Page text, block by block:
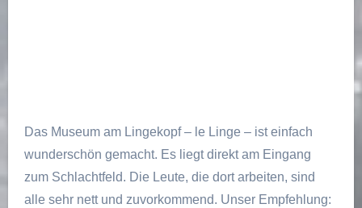
Das Museum am Lingekopf – le Linge – ist einfach
wunderschön gemacht. Es liegt direkt am Eingang
zum Schlachtfeld. Die Leute, die dort arbeiten, sind
alle sehr nett und zuvorkommend. Unser Empfehlung: